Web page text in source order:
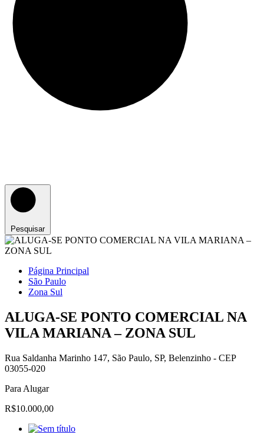
Pesquisar
Página Principal
São Paulo
Zona Sul
ALUGA-SE PONTO COMERCIAL NA
VILA MARIANA – ZONA SUL
Rua Saldanha Marinho 147, São Paulo, SP, Belenzinho - CEP
03055-020
Para Alugar
R$10.000,00